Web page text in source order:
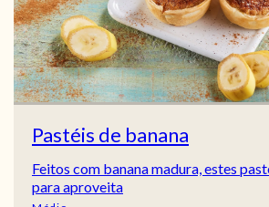
Pastéis de banana
Feitos com banana madura, estes
para aproveita